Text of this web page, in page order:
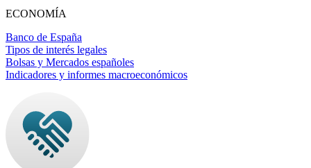
ECONOMÍA
Banco de España
Tipos de interés legales
Bolsas y Mercados españoles
Indicadores y informes macroeconómicos